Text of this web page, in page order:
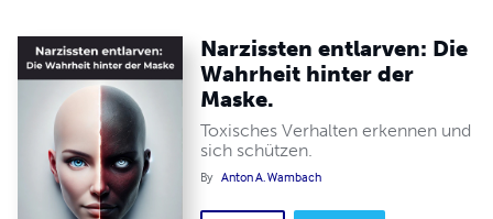
Narzissten entlarven: Die
Wahrheit hinter der
Maske.
Toxisches Verhalten erkennen und
sich schützen.
By Anton A. Wambach